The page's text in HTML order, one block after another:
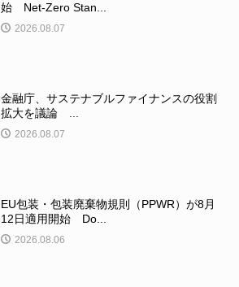
始 Net-Zero Stan...
2026.08.07
金融庁、サステナブルファイナンスの役割
拡大を議論 ...
2026.08.07
EU包装・包装廃棄物規則（PPWR）が8月
12日適用開始 Do...
2026.08.06